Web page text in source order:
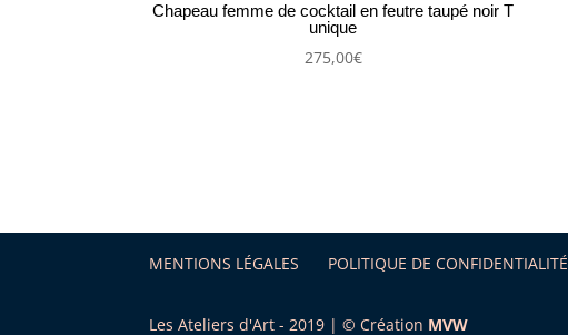
Chapeau femme de cocktail en feutre taupé noir T
unique
275,00€
MENTIONS LÉGALES POLITIQUE DE CONFIDENTIALITÉ
Les Ateliers d'Art - 2019 | © Création MVW